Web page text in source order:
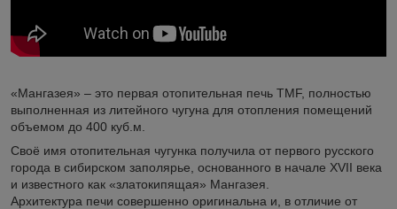
«Мангазея» – это первая отопительная печь TMF, полностью
выполненная из литейного чугуна для отопления помещений
объемом до 400 куб.м.
Своё имя отопительная чугунка получила от первого русского
города в сибирском заполярье, основанного в начале XVII века
и известного как «златокипящая» Мангазея.
Архитектура печи совершенно оригинальна и, в отличие от